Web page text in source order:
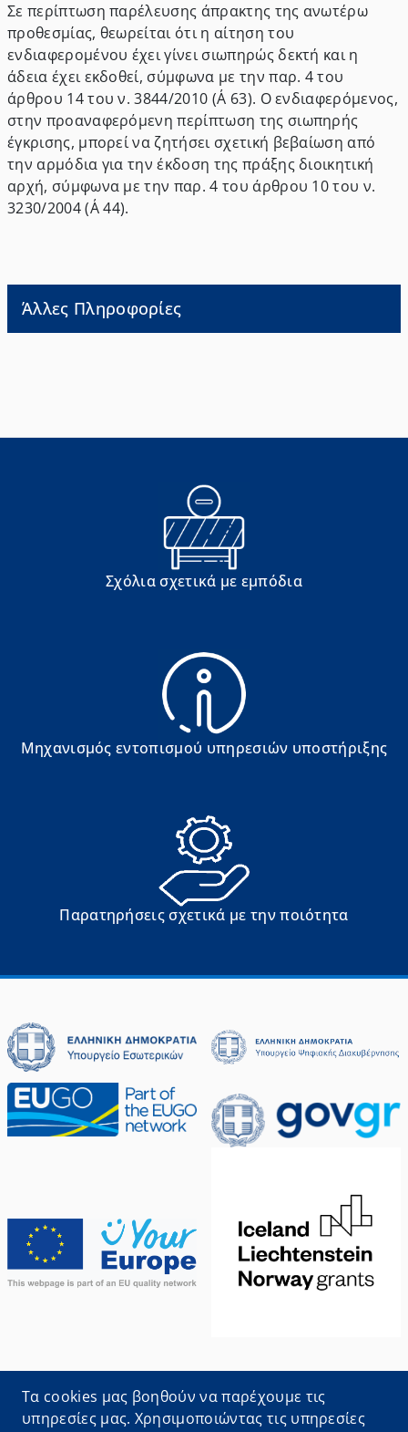
Σε περίπτωση παρέλευσης άπρακτης της ανωτέρω
προθεσμίας, θεωρείται ότι η αίτηση του
ενδιαφερομένου έχει γίνει σιωπηρώς δεκτή και η
άδεια έχει εκδοθεί, σύμφωνα με την παρ. 4 του
άρθρου 14 του ν. 3844/2010 (Α΄ 63). Ο ενδιαφερόμενος,
στην προαναφερόμενη περίπτωση της σιωπηρής
έγκρισης, μπορεί να ζητήσει σχετική βεβαίωση από
την αρμόδια για την έκδοση της πράξης διοικητική
αρχή, σύμφωνα με την παρ. 4 του άρθρου 10 του ν.
3230/2004 (Α΄ 44).
Άλλες Πληροφορίες
Σχόλια σχετικά με εμπόδια
Μηχανισμός εντοπισμού υπηρεσιών υποστήριξης
Παρατηρήσεις σχετικά με την ποιότητα
προέρχονται από το Εθνικό Μητρώο Διοικητικών
Τα cookies μας βοηθούν να παρέχουμε τις
υπηρεσίες μας. Χρησιμοποιώντας τις υπηρεσίες